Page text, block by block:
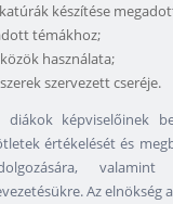
készítése
témákhoz;
használata;
szervezett cseréje.
képviselőinek
értékelését és
valamint
Az elnökség